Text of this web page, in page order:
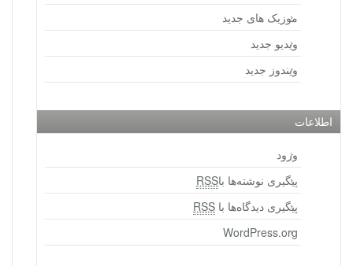
موزیک های جدید
ویدیو جدید
ویندوز جدید
اطلاعات
ورود
پیگیری نوشته‌ها باRSS
پیگیری دیدگاه‌ها با RSS
WordPress.org